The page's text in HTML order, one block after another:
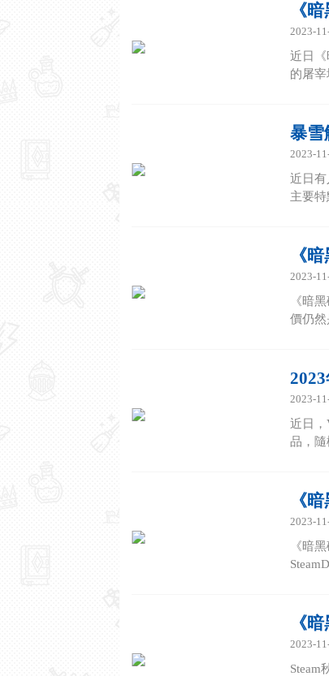
《
2023-
近日
的屠
暴雪
2023-
近日
主要
《
2023-
《暗
價仍然
2023-
近日，
品，隨
《
2023-
《暗
《
2023-
Steam